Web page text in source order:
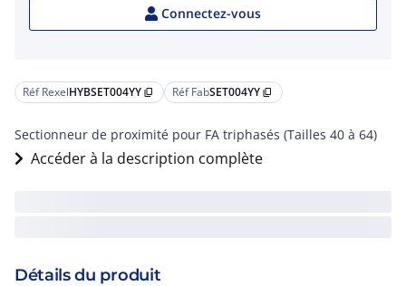
Réf RexelHYBSET004YY content_copy Réf FabSET004YY content_copy
Sectionneur de proximité pour FA triphasés (Tailles 40 à 64)
Accéder à la description complète
Détails du produit
Connectez-vous